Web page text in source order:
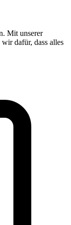
Mit unserer
dafür, dass alles